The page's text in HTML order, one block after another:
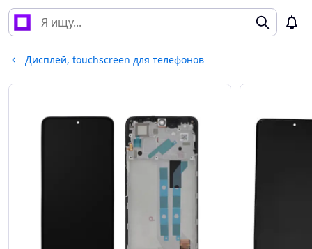
Дисплей, touchscreen для телефонов